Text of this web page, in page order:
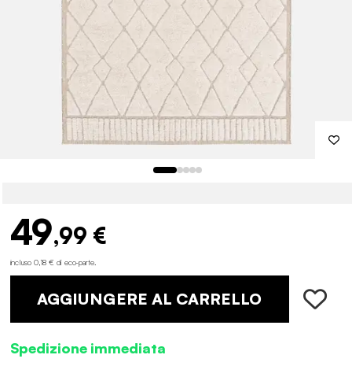
49,99 €
incluso 0,18 € di eco-parte.
AGGIUNGERE AL CARRELLO
Spedizione immediata